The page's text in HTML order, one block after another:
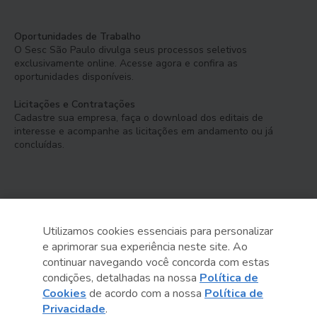
Oportunidades de Trabalho
O Sesc São Paulo divulga seus processos seletivos
exclusivamente online. Acesse agora e confira as
oportunidades disponíveis.
Licitações e Contratações
Cadastre sua empresa, faça o download dos editais de
interesse e acompanhe as licitações em andamento ou já
concluídas.
Serviço Social do Comércio
Administração Regional no Estado de São Paulo
Sesc São Paulo por aí:
Utilizamos cookies essenciais para personalizar
e aprimorar sua experiência neste site. Ao
continuar navegando você concorda com estas
condições, detalhadas na nossa Política de
Cookies de acordo com a nossa Política de
Privacidade.